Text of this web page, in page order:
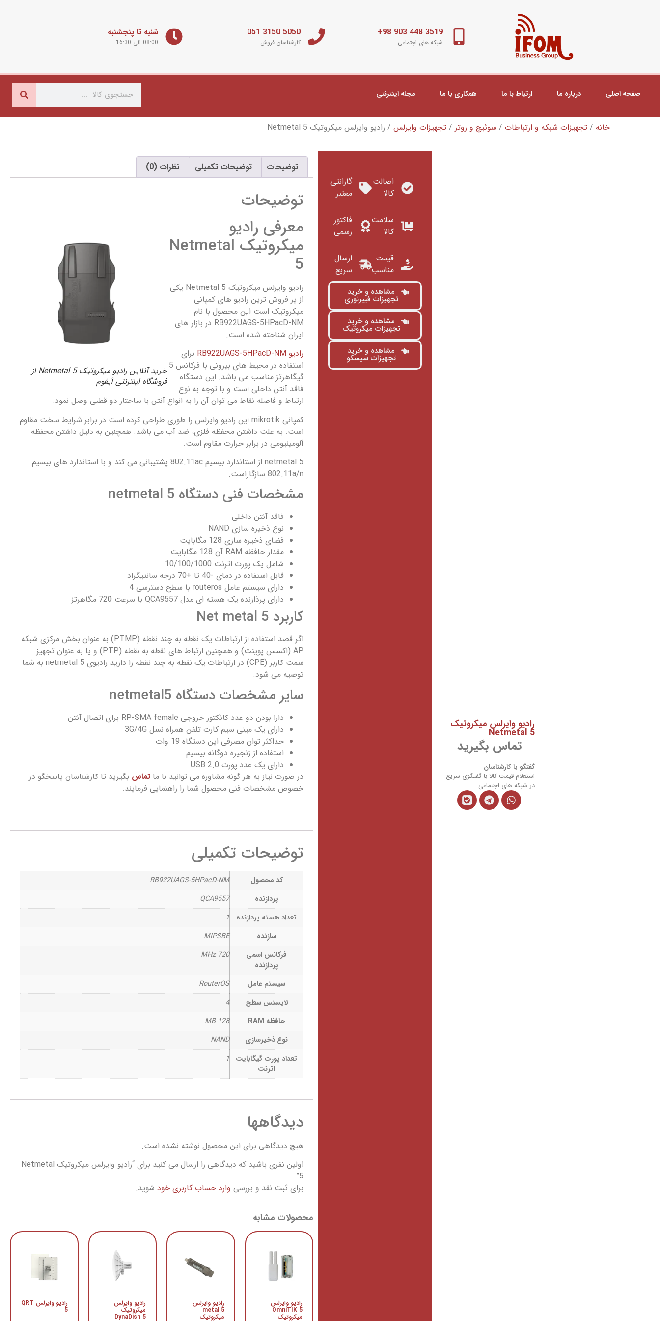
3519 448 903 98+
شبکه های اجتماعی
5050 3150 051
کارشناسان فروش
شنبه تا پنجشنبه
08:00 الی 16:30
صفحه اصلی درباره ما ارتباط با ما همکاری با ما مجله اینترنتی
خانه / تجهیزات شبکه و ارتباطات / سوئیچ و روتر / تجهیزات وایرلس / رادیو وایرلس میکروتیک Netmetal 5
رادیو وایرلس میکروتیک
Netmetal 5
تماس بگیرید
گفتگو با کارشناسان
استعلام قیمت کالا با گفتگوی سریع
در شبکه های اجتماعی
اصالت
کالا
سلامت
کالا
قیمت
مناسب
گارانتی
معتبر
فاکتور
رسمی
ارسال
سریع
مشاهده و خرید
تجهیزات فیبرنوری
مشاهده و خرید
تجهیزات میکروتیک
مشاهده و خرید
تجهیزات سیسکو
توضیحات توضیحات تکمیلی نظرات (0)
توضیحات
خرید آنلاین رادیو میکروتیک Netmetal 5 از
فروشگاه اینترنتی آیفوم
معرفی رادیو
میکروتیک Netmetal
5
رادیو وایرلس میکروتیک Netmetal 5 یکی
از پر فروش ترین رادیو های کمپانی
میکروتیک است این محصول با نام
RB922UAGS-5HPacD-NM در بازار های
ایران شناخته شده است.
رادیو RB922UAGS-5HPacD-NM
برای
استفاده در محیط های بیرونی با فرکانس 5
گیگاهرتز مناسب می باشد. این دستگاه
فاقد آنتن داخلی است و با توجه به نوع
ارتباط و فاصله نقاط می توان آن را به انواع آنتن با ساختار دو قطبی وصل نمود.
کمپانی mikrotik این رادیو وایرلس را طوری طراحی کرده است در برابر شرایط سخت مقاوم
است. به علت داشتن محفظه فلزی، ضد آب می باشد. همچنین به دلیل داشتن محفظه
آلومینیومی در برابر حرارت مقاوم است.
netmetal 5 از استاندارد بیسیم 802.11ac پشتیبانی می کند و با استاندارد های بیسیم
802.11a/n سازگاراست.
مشخصات فنی دستگاه netmetal 5
فاقد آنتن داخلی
نوع ذخیره سازی NAND
فضای ذخیره سازی 128 مگابایت
مقدار حافظه RAM آن 128 مگابایت
شامل یک پورت اترنت 10/100/1000
قابل استفاده در دمای -40 تا +70 درجه سانتیگراد
دارای سیستم عامل routeros با سطح دسترسی 4
دارای پرذازنده یک هسته ای مدل QCA9557 با سرعت 720 مگاهرتز
کاربرد Net metal 5
اگر قصد استفاده از ارتباطات یک نقطه به چند نقطه (PTMP) به عنوان بخش مرکزی شبکه
AP (اکسس پوینت) و همچنین ارتباط های نقطه به نقطه (PTP) و یا به عنوان تجهیز
سمت کاربر (CPE) در ارتباطات یک نقطه به چند نقطه را دارید رادیوی netmetal 5 به شما
توصیه می شود.
سایر مشخصات دستگاه netmetal5
دارا بودن دو عدد کانکتور خروجی RP-SMA female برای اتصال آنتن
دارای یک مینی سیم کارت تلفن همراه نسل 3G/4G
حداکثر توان مصرفی این دستگاه 19 وات
استفاده از زنجیره دوگانه بیسیم
دارای یک عدد پورت USB 2.0
در صورت نیاز به هر گونه مشاوره می توانید با ما تماس بگیرید تا کارشناسان پاسخگو در
خصوص مشخصات فنی محصول شما را راهنمایی فرمایند.
توضیحات تکمیلی
کد محصول
RB922UAGS-5HPacD-NM
پردازنده
QCA9557
تعداد هسته پردازنده
1
سازنده
MIPSBE
فرکانس اسمی
پردازنده
720 MHz
سیستم عامل
RouterOS
لایسنس سطح
4
حافظه RAM
128 MB
نوع ذخیرسازی
NAND
تعداد پورت گیگابایت
اترنت
1
دیدگاهها
هیچ دیدگاهی برای این محصول نوشته نشده است.
اولین نفری باشید که دیدگاهی را ارسال می کنید برای “رادیو وایرلس میکروتیک Netmetal
5”
برای ثبت نقد و بررسی وارد حساب کاربری خودشوید.
محصولات مشابه
رادیو وایرلس
OmniTIK 5
میکروتیک
رادیو وایرلس
metal 5
میکروتیک
رادیو وایرلس
میکروتیک
DynaDish 5
رادیو وایرلس QRT
5